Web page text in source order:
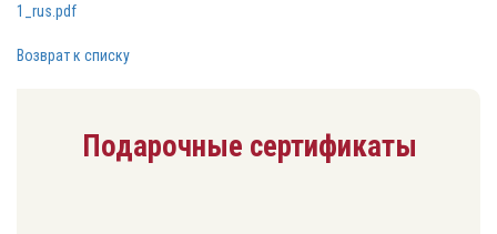
1_rus.pdf
Возврат к списку
Подарочные сертификаты